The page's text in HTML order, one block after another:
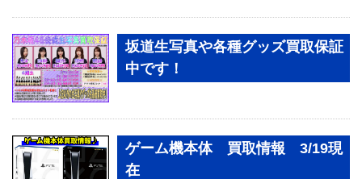
坂道生写真や各種グッズ買取保証
中です！
ゲーム機本体 買取情報 3/19現
在